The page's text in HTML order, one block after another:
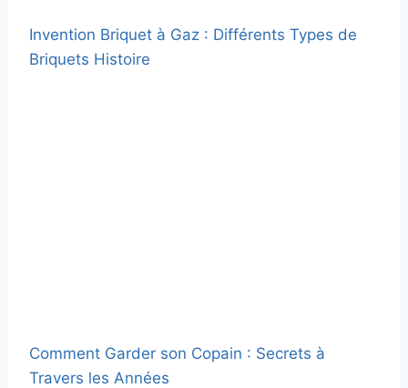
Invention Briquet à Gaz : Différents Types de
Briquets Histoire
Comment Garder son Copain : Secrets à
Travers les Années